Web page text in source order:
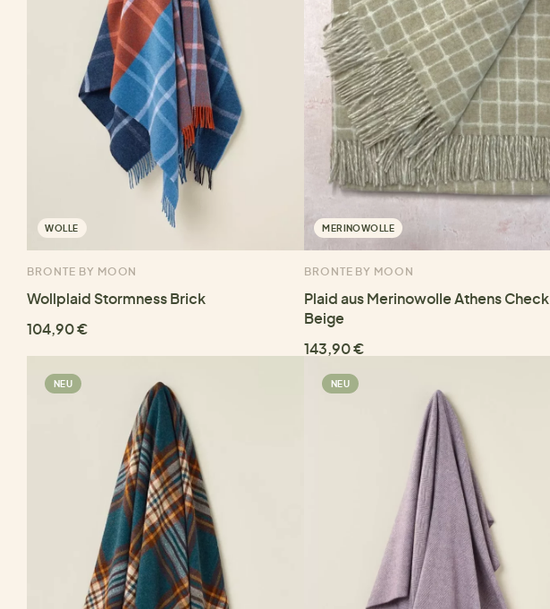
WOLLE
BRONTE BY MOON
Wollplaid Stormness Brick
104,90 €
MERINOWOLLE
BRONTE BY MOON
Plaid aus Merinowolle Athens Check
Beige
143,90 €
NEU NEU